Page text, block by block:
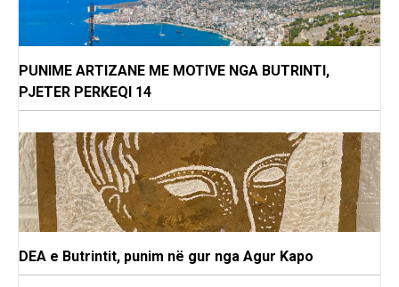
PUNIME ARTIZANE ME MOTIVE NGA BUTRINTI,
PJETER PERKEQI 14
DEA e Butrintit, punim në gur nga Agur Kapo